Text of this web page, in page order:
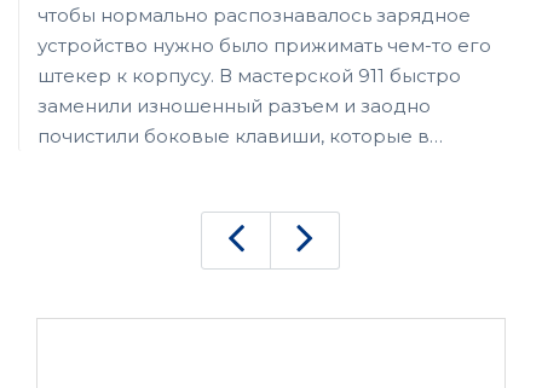
чтобы нормально распознавалось зарядное
устройство нужно было прижимать чем-то его
штекер к корпусу. В мастерской 911 быстро
заменили изношенный разъем и заодно
почистили боковые клавиши, которые в
радовать своей работой.